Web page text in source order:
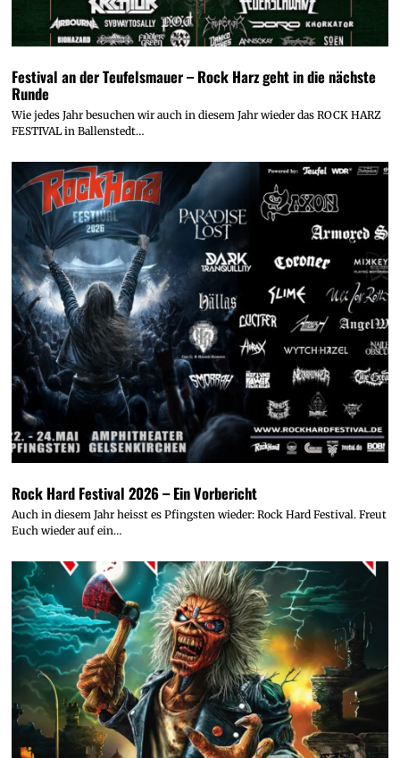
Festival an der Teufelsmauer – Rock Harz geht in die nächste
Runde
Wie jedes Jahr besuchen wir auch in diesem Jahr wieder das ROCK HARZ
FESTIVAL in Ballenstedt…
Rock Hard Festival 2026 – Ein Vorbericht
Auch in diesem Jahr heisst es Pfingsten wieder: Rock Hard Festival. Freut
Euch wieder auf ein…